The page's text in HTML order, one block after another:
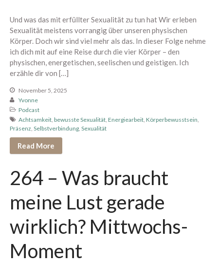
Neu hier? Starte mit diesen
Podcastfolgen
304 – Zusammen zum
den Orgasmus wissen sollten
August 2026
Und was das mit erfüllter Sexualität zu tun hat Wir erleben
Sexualität meistens vorrangig über unseren physischen
Körper. Doch wir sind viel mehr als das. In dieser Folge nehme
ich dich mit auf eine Reise durch die vier Körper – den
physischen, energetischen, seelischen und geistigen. Ich
erzähle dir von […]
November 5, 2025
Yvonne
Podcast
Achtsamkeit, bewusste Sexualität, Energiearbeit, Körperbewusstsein,
Präsenz, Selbstverbindung, Sexualität
Read More
264 – Was braucht
meine Lust gerade
wirklich? Mittwochs-
Moment